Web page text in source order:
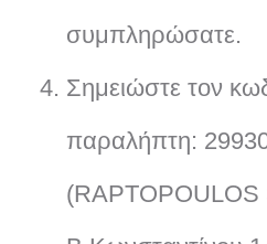
συμπληρώσατε.
Σημειώστε τον
παραλήπτη:
(RAPTOPOULOS